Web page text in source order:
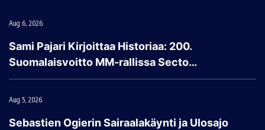
Aug 6, 2026
Sami Pajari Kirjoittaa Historiaa: 200.
Suomalaisvoitto MM-rallissa Secto…
Aug 5, 2026
Sebastien Ogierin Sairaalakäynti ja Ulosajo